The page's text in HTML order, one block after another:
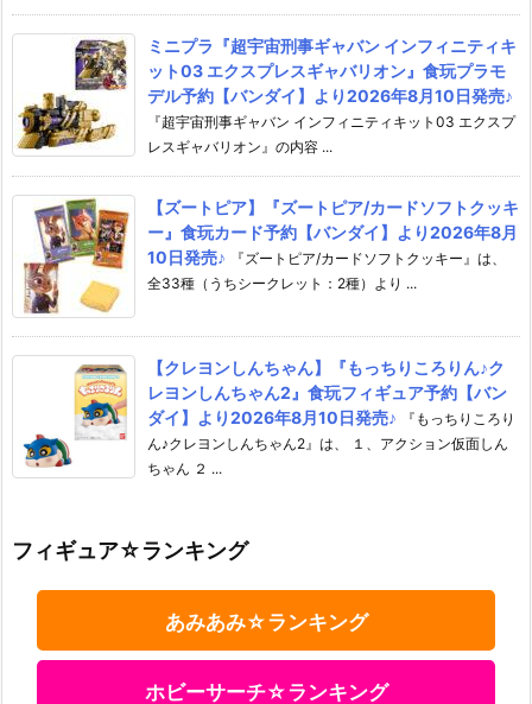
ミニプラ『超宇宙刑事ギャバン インフィニティキ
ット03 エクスプレスギャバリオン』食玩プラモ
デル予約【バンダイ】より2026年8月10日発売♪
『超宇宙刑事ギャバン インフィニティキット03 エクスプ
レスギャバリオン』の内容 ...
【ズートピア】『ズートピア/カードソフトクッキ
ー』食玩カード予約【バンダイ】より2026年8月
10日発売♪
『ズートピア/カードソフトクッキー』は、
全33種（うちシークレット：2種）より ...
【クレヨンしんちゃん】『もっちりころりん♪ク
レヨンしんちゃん2』食玩フィギュア予約【バン
ダイ】より2026年8月10日発売♪
『もっちりころり
ん♪クレヨンしんちゃん2』は、 １、アクション仮面しん
ちゃん ２ ...
フィギュア☆ランキング
あみあみ☆ランキング
ホビーサーチ☆ランキング